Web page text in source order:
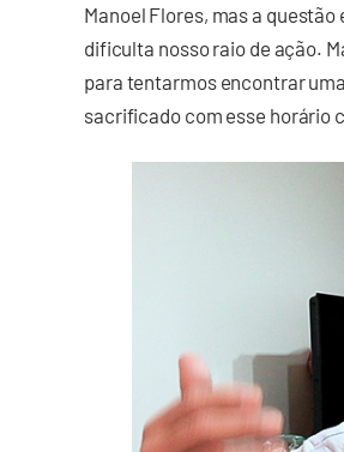
Manoel Flores, mas a
dificulta nosso raio de ação.
para tentarmos encontrar
sacrificado com esse horário